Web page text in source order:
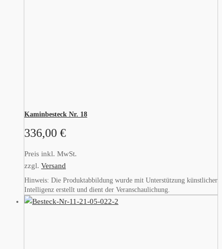
Kaminbesteck Nr. 18
336,00 €
Preis inkl. MwSt.
zzgl. Versand
Hinweis: Die Produktabbildung wurde mit Unterstützung künstlicher
Intelligenz erstellt und dient der Veranschaulichung.